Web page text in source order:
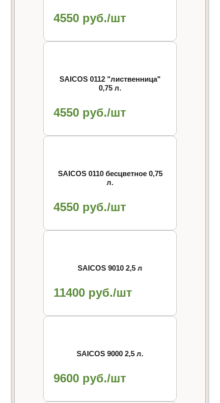
4550 руб./шт
SAICOS 0112 "лиственница"
0,75 л.
4550 руб./шт
SAICOS 0110 бесцветное 0,75
л.
4550 руб./шт
SAICOS 9010 2,5 л
11400 руб./шт
SAICOS 9000 2,5 л.
9600 руб./шт